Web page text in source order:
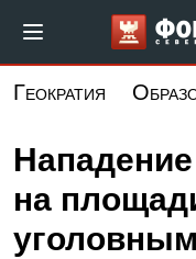
основному
Геократия
на